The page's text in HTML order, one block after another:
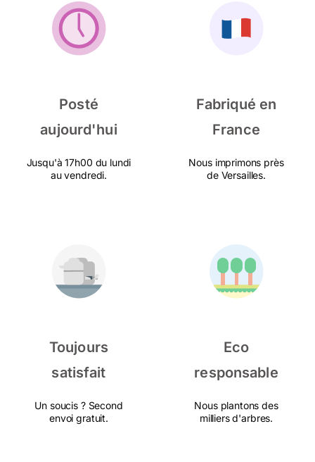
Posté
aujourd'hui
Jusqu'à 17h00 du lundi
au vendredi.
Fabriqué en
France
Nous imprimons près
de Versailles.
Toujours
satisfait
Un soucis ? Second
envoi gratuit.
Eco
responsable
Nous plantons des
milliers d'arbres.